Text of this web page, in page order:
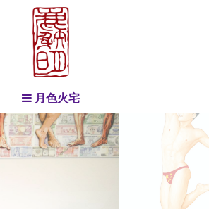
月色火宅